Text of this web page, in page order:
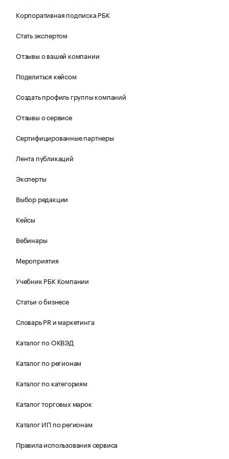
Корпоративная подписка РБК
Стать экспертом
Отзывы о вашей компании
Поделиться кейсом
Создать профиль группы компаний
Отзывы о сервисе
Сертифицированные партнеры
Лента публикаций
Эксперты
Выбор редакции
Кейсы
Вебинары
Мероприятия
Учебник РБК Компании
Статьи о бизнесе
Словарь PR и маркетинга
Каталог по ОКВЭД
Каталог по регионам
Каталог по категориям
Каталог торговых марок
Каталог ИП по регионам
Правила использования сервиса